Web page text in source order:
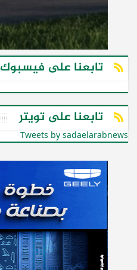
تابعنا على فيسبوك
تابعنا على تويتر
Tweets by sadaelarabnews